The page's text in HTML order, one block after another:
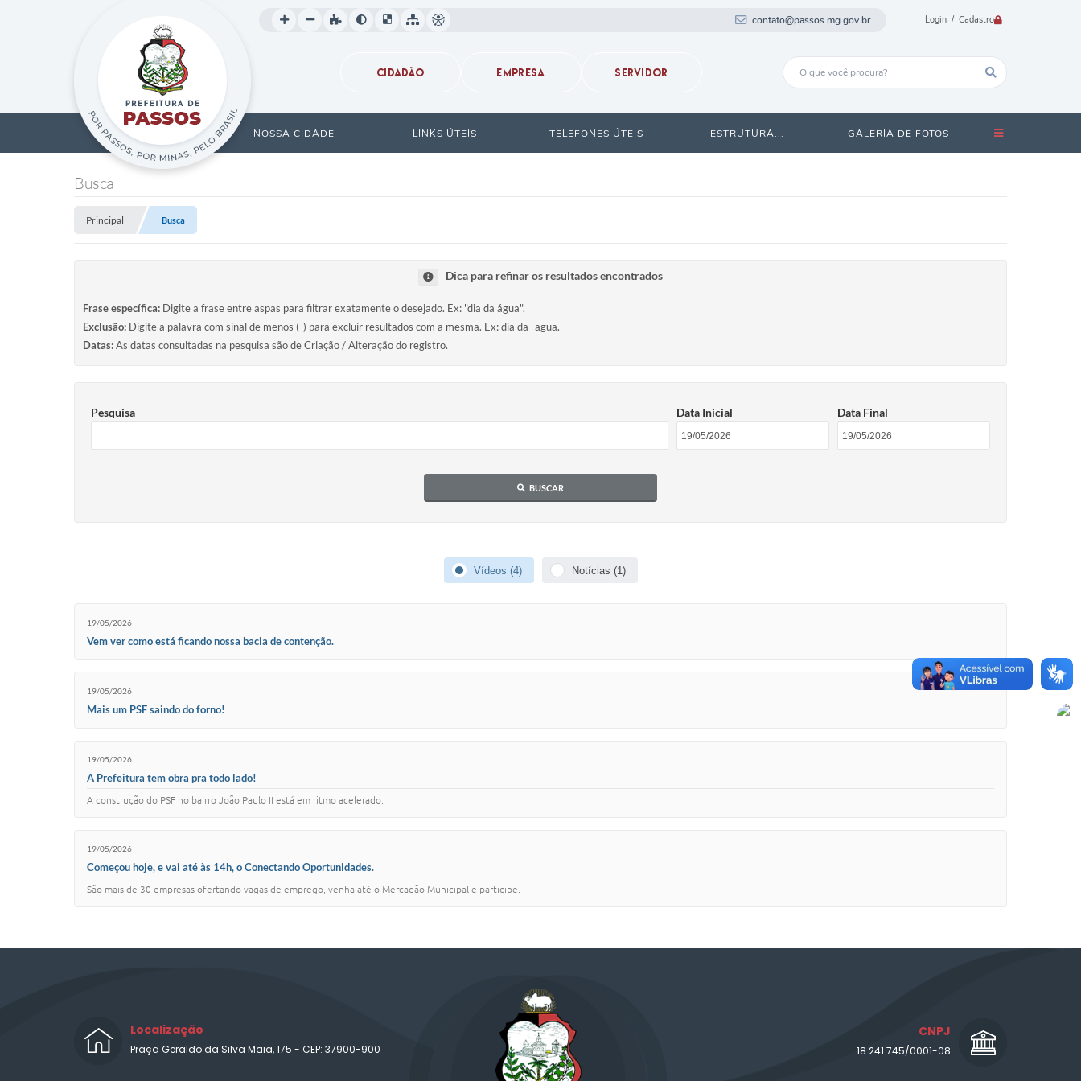
Login / Cadastro
contato@passos.mg.gov.br
CIDADÃO EMPRESA SERVIDOR
NOSSA CIDADE LINKS ÚTEIS TELEFONES ÚTEIS ESTRUTURA... GALERIA DE FOTOS
Busca
Principal Busca
Dica para refinar os resultados encontrados
Frase específica: Digite a frase entre aspas para filtrar exatamente o desejado. Ex: "dia da água".
Exclusão: Digite a palavra com sinal de menos (-) para excluir resultados com a mesma. Ex: dia da -agua.
Datas:As datas consultadas na pesquisa são de Criação / Alteração do registro.
Pesquisa Data Inicial Data Final
BUSCAR
Vídeos (4) Notícias (1)
19/05/2026
Vem ver como está ficando nossa bacia de contenção.
19/05/2026
Mais um PSF saindo do forno!
19/05/2026
A Prefeitura tem obra pra todo lado!
A construção do PSF no bairro João Paulo II está em ritmo acelerado.
19/05/2026
Começou hoje, e vai até às 14h, o Conectando Oportunidades.
São mais de 30 empresas ofertando vagas de emprego, venha até o Mercadão Municipal e participe.
Localização
Praça Geraldo da Silva Maia, 175 - CEP: 37900-900
CNPJ
18.241.745/0001-08